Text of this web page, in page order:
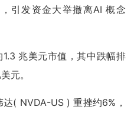
引发资金大举撤离AI 概念
兆美元市值，其中跌幅排
元。
( NVDA-US ) 重挫约6%，